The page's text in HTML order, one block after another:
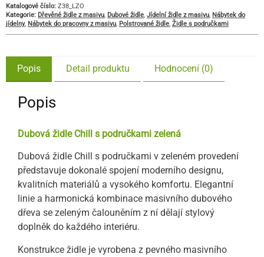
Katalogové číslo: Z38_LZO
Kategorie: Dřevěné židle z masivu, Dubové židle, Jídelní židle z masivu, Nábytek do
jídelny, Nábytek do pracovny z masivu, Polstrované židle, Židle s područkami
Popis Detail produktu Hodnocení (0)
Popis
Dubová židle Chill s područkami zelená
Dubová židle Chill s područkami v zeleném provedení
představuje dokonalé spojení moderního designu,
kvalitních materiálů a vysokého komfortu. Elegantní
linie a harmonická kombinace masivního dubového
dřeva se zeleným čalouněním z ní dělají stylový
doplněk do každého interiéru.
Konstrukce židle je vyrobena z pevného masivního